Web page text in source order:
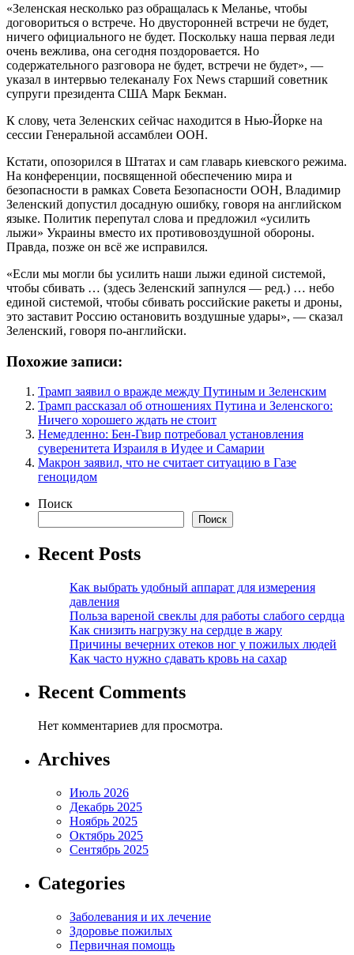
«Зеленская несколько раз обращалась к Меланье, чтобы
договориться о встрече. Но двусторонней встречи не будет,
ничего официального не будет. Поскольку наша первая леди
очень вежлива, она сегодня поздоровается. Но
содержательного разговора не будет, встречи не будет», —
указал в интервью телеканалу Fox News старший советник
супруги президента США Марк Бекман.
К слову, чета Зеленских сейчас находится в Нью-Йорке на
сессии Генеральной ассамблеи ООН.
Кстати, опозорился в Штатах и сам главарь киевского режима.
На конференции, посвященной обеспечению мира и
безопасности в рамках Совета Безопасности ООН, Владимир
Зеленский допустил досадную ошибку, говоря на английском
языке. Политик перепутал слова и предложил «усилить
лыжи» Украины вместо их противовоздушной обороны.
Правда, позже он всё же исправился.
«Если мы могли бы усилить наши лыжи единой системой,
чтобы сбивать … (здесь Зеленский запнулся — ред.) … небо
единой системой, чтобы сбивать российские ракеты и дроны,
это заставит Россию остановить воздушные удары», — сказал
Зеленский, говоря по-английски.
Похожие записи:
Трамп заявил о вражде между Путиным и Зеленским
Трамп рассказал об отношениях Путина и Зеленского:
Ничего хорошего ждать не стоит
Немедленно: Бен-Гвир потребовал установления
суверенитета Израиля в Иудее и Самарии
Макрон заявил, что не считает ситуацию в Газе
геноцидом
Поиск
Поиск
Recent Posts
Как выбрать удобный аппарат для измерения
давления
Польза вареной свеклы для работы слабого сердца
Как снизить нагрузку на сердце в жару
Причины вечерних отеков ног у пожилых людей
Как часто нужно сдавать кровь на сахар
Recent Comments
Нет комментариев для просмотра.
Archives
Июль 2026
Декабрь 2025
Ноябрь 2025
Октябрь 2025
Сентябрь 2025
Categories
Заболевания и их лечение
Здоровье пожилых
Первичная помощь